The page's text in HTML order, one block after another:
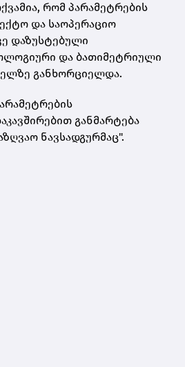
რომ პარამეტრების
და საოპერაციო
დაზუსტებული
და ბათიმეტრიული
განხორციელდა.
განმარტება
ნავსადგურმაც".